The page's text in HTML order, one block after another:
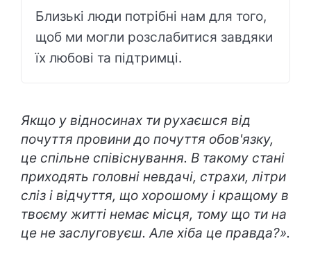
Близькі люди потрібні нам для того,
щоб ми могли розслабитися завдяки
їх любові та підтримці.
Якщо у відносинах ти рухаєшся від
почуття провини до почуття обов'язку,
це спільне співіснування. В такому стані
приходять головні невдачі, страхи, літри
сліз і відчуття, що хорошому і кращому в
твоєму житті немає місця, тому що ти на
це не заслуговуєш. Але хіба це правда?».